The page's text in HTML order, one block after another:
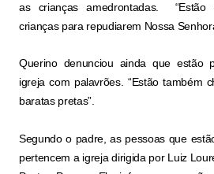
as crianças amedrontadas.
crianças para repudiarem Nossa
Querino denunciou ainda que estão
igreja com palavrões. “Estão também
baratas pretas”.
Segundo o padre, as pessoas que
pertencem a igreja dirigida por Luiz